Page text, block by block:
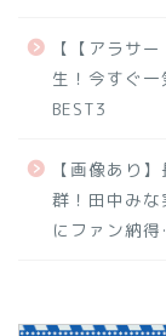
【【アラサ
生！今すぐ
BEST3
【画像あり
群！田中みな
にファン納